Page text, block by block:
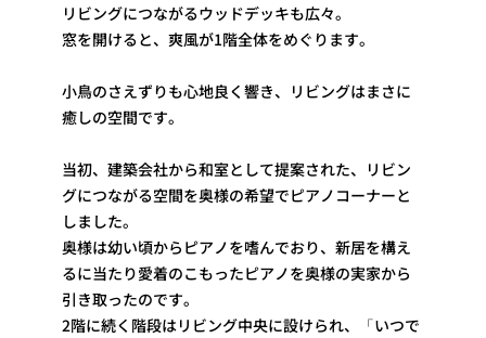
リビングにつながるウッドデッキも広々。
窓を開けると、爽風が1階全体をめぐります。
小鳥のさえずりも心地良く響き、リビングはまさに
癒しの空間です。
当初、建築会社から和室として提案された、リビン
グにつながる空間を奥様の希望でピアノコーナーと
しました。
奥様は幼い頃からピアノを嗜んでおり、新居を構え
るに当たり愛着のこもったピアノを奥様の実家から
引き取ったのです。
2階に続く階段はリビング中央に設けられ、「いつで